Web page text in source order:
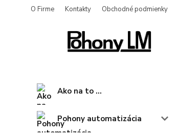
O Firme Kontakty Obchodné podmienky
Ako na to ...
Pohony automatizácia